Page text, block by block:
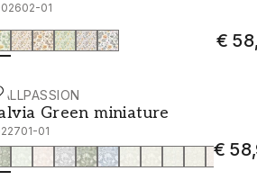
01
€
Green miniature
01
€
Green miniature - 1022701-01